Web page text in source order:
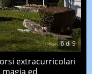
6di9
extracurricolari
ed